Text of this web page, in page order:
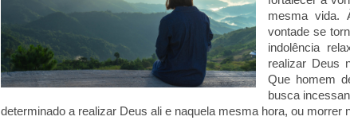
mesma vida.
vontade se
indolência
realizar Deus
Que homem
busca
determinado a realizar Deus ali e naquela mesma hora, ou morrer